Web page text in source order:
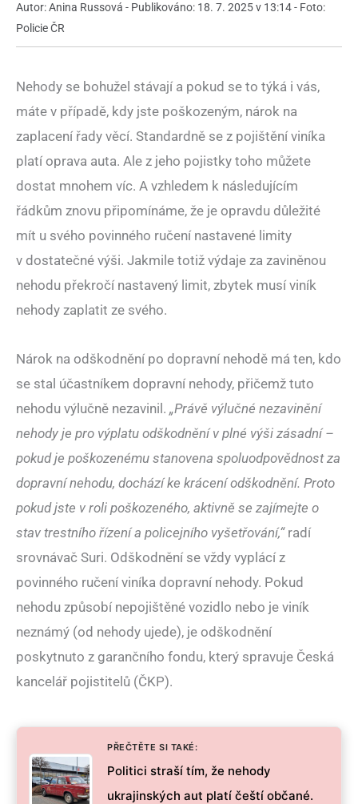
Autor: Anina Russová - Publikováno: 18. 7. 2025 v 13:14 - Foto:
Policie ČR
Nehody se bohužel stávají a pokud se to týká i vás,
máte v případě, kdy jste poškozeným, nárok na
zaplacení řady věcí. Standardně se z pojištění viníka
platí oprava auta. Ale z jeho pojistky toho můžete
dostat mnohem víc. A vzhledem k následujícím
řádkům znovu připomínáme, že je opravdu důležité
mít u svého povinného ručení nastavené limity
v dostatečné výši. Jakmile totiž výdaje za zaviněnou
nehodu překročí nastavený limit, zbytek musí viník
nehody zaplatit ze svého.
Nárok na odškodnění po dopravní nehodě má ten, kdo
se stal účastníkem dopravní nehody, přičemž tuto
nehodu výlučně nezavinil. „Právě výlučné nezavinění
nehody je pro výplatu odškodnění v plné výši zásadní –
pokud je poškozenému stanovena spoluodpovědnost za
dopravní nehodu, dochází ke krácení odškodnění. Proto
pokud jste v roli poškozeného, aktivně se zajímejte o
stav trestního řízení a policejního vyšetřování,“radí
srovnávač Suri. Odškodnění se vždy vyplácí z
povinného ručení viníka dopravní nehody. Pokud
nehodu způsobí nepojištěné vozidlo nebo je viník
neznámý (od nehody ujede), je odškodnění
poskytnuto z garančního fondu, který spravuje Česká
kancelář pojistitelů (ČKP).
PŘEČTĚTE SI TAKÉ:
Politici straší tím, že nehody
ukrajinských aut platí čeští občané.